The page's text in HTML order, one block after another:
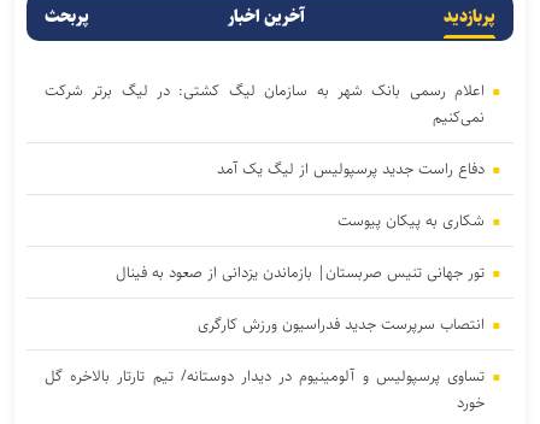
پربازدید آخرین اخبار پربحث
اعلام رسمی بانک شهر به سازمان لیگ کشتی: در لیگ برتر شرکت
نمی‌کنیم
دفاع راست جدید پرسپولیس از لیگ یک آمد
شکاری به پیکان پیوست
تور جهانی تنیس صربستان| بازماندن یزدانی از صعود به فینال
انتصاب سرپرست جدید فدراسیون ورزش کارگری
تساوی پرسپولیس و آلومینیوم در دیدار دوستانه/ تیم تارتار بالاخره گل
خورد